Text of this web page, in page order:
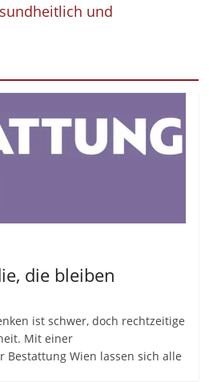
und
die bleiben
ist schwer, doch rechtzeitige
Mit einer
Bestattung Wien lassen sich alle